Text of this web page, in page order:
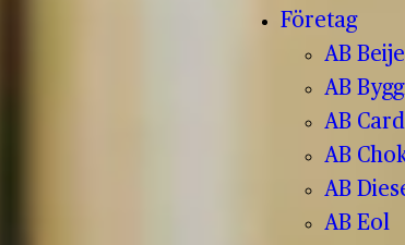
Företag
AB
AB
AB
AB
AB
AB Eol